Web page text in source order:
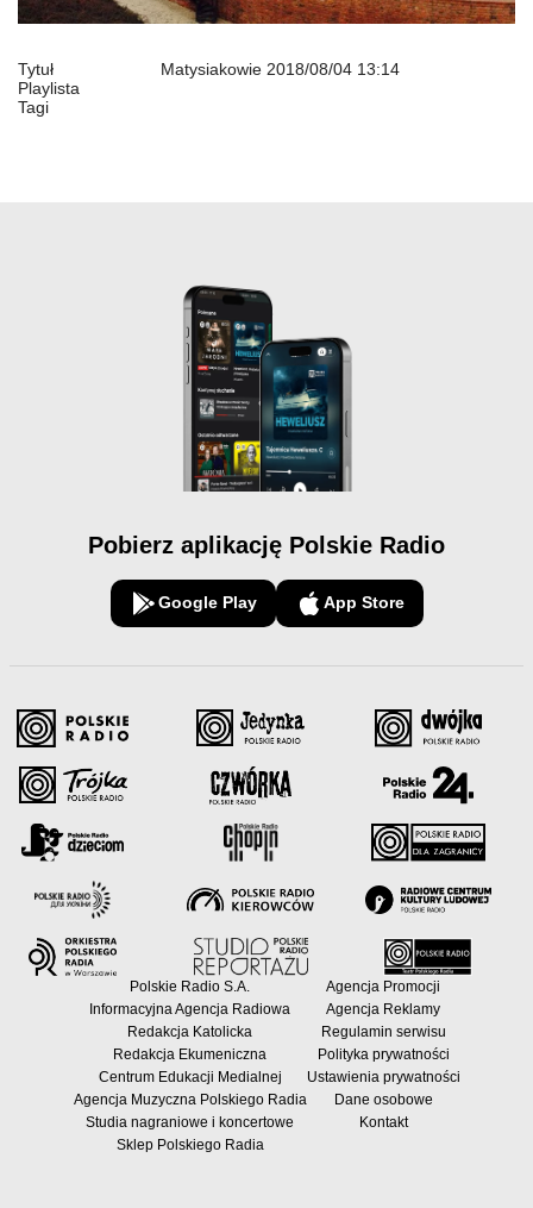
Tytuł Matysiakowie 2018/08/04 13:14
Playlista
Tagi
Pobierz aplikację Polskie Radio
Google Play App Store
Polskie Radio S.A.
Informacyjna Agencja Radiowa
Redakcja Katolicka
Redakcja Ekumeniczna
Centrum Edukacji Medialnej
Agencja Muzyczna Polskiego Radia
Studia nagraniowe i koncertowe
Sklep Polskiego Radia
Agencja Promocji
Agencja Reklamy
Regulamin serwisu
Polityka prywatności
Ustawienia prywatności
Dane osobowe
Kontakt